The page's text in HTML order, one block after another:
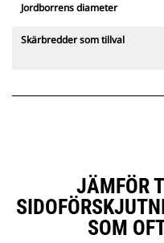
Jordborrens diameter
Skärbredder som tillval
JÄMFÖR
SOM